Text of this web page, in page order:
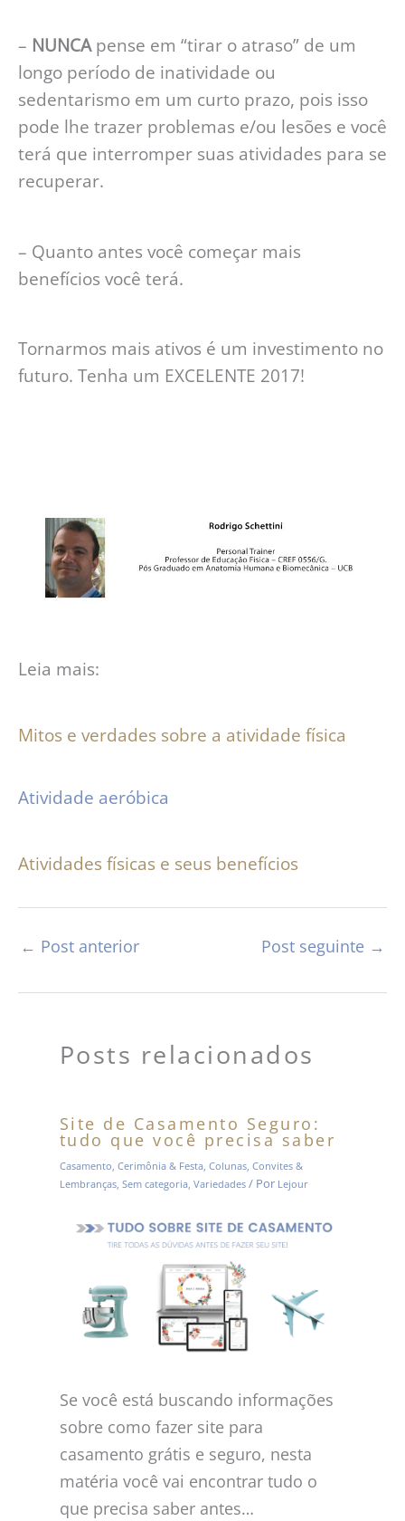
– NUNCApense em “tirar o atraso” de um
longo período de inatividade ou
sedentarismo em um curto prazo, pois isso
pode lhe trazer problemas e/ou lesões e você
terá que interromper suas atividades para se
recuperar.
– Quanto antes você começar mais
benefícios você terá.
Tornarmos mais ativos é um investimento no
futuro. Tenha um EXCELENTE 2017!
Leia mais:
Mitos e verdades sobre a atividade física
Atividade aeróbica
Atividades físicas e seus benefícios
← Post anterior Post seguinte →
Posts relacionados
Site de Casamento Seguro:
tudo que você precisa saber
Casamento Cerimônia & Festa, Colunas, Convites &
Lembranças, Sem categoria, Variedades/ Por Lejour
Se você está buscando informações
sobre como fazer site para
casamento grátis e seguro, nesta
matéria você vai encontrar tudo o
que precisa saber antes…